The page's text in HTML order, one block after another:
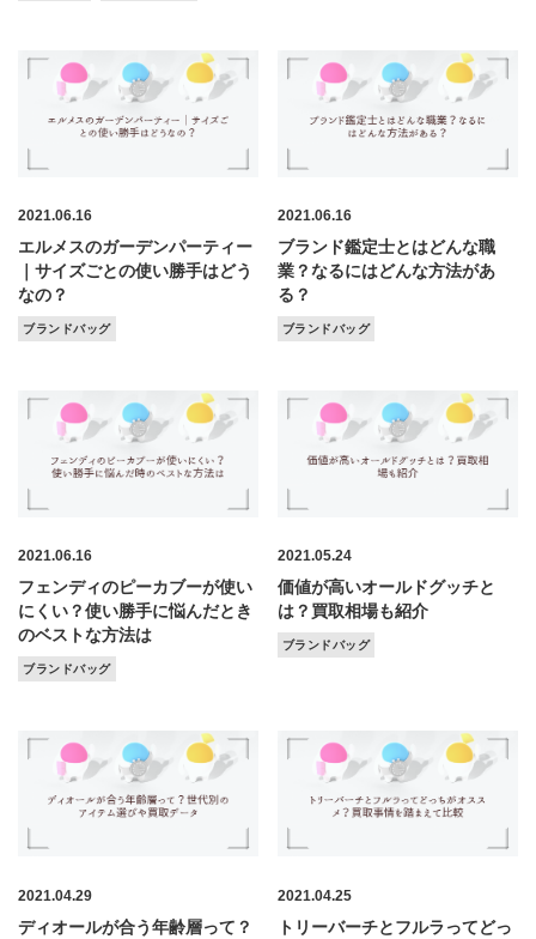
2021.06.16
エルメスのガーデンパーティー
｜サイズごとの使い勝手はどう
なの？
ブランドバッグ
2021.06.16
ブランド鑑定士とはどんな職
業？なるにはどんな方法があ
る？
ブランドバッグ
2021.06.16
フェンディのピーカブーが使い
にくい？使い勝手に悩んだとき
のベストな方法は
ブランドバッグ
2021.05.24
価値が高いオールドグッチと
は？買取相場も紹介
ブランドバッグ
2021.04.29
ディオールが合う年齢層って？
2021.04.25
トリーバーチとフルラってどっ